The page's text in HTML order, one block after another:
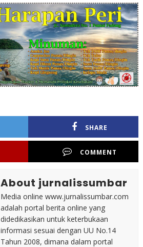
SHARE
COMMENT
About jurnalissumbar
Media online www.jurnalissumbar.com
adalah portal berita online yang
didedikasikan untuk keterbukaan
informasi sesuai dengan UU No.14
Tahun 2008, dimana dalam portal